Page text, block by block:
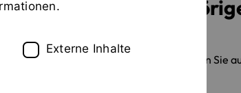
"Pflegende
Pflegende
Weitere Informationen finden Sie
Externe Inhalte